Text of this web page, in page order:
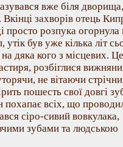
вже біля
захворів отець
просто розпука огорнула
був уже кілька літ
дяка кого з місцевих.
розбіглися вижняни
не вітаючи
пошесть свої довгі
похапає всіх, що
сіро-сивий вовкулака,
зубами та людською